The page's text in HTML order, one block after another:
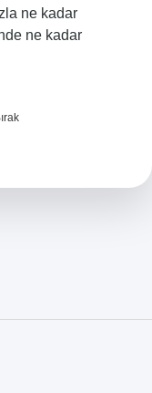
ne kadar
ne kadar